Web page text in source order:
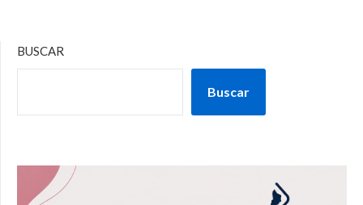
BUSCAR
Buscar